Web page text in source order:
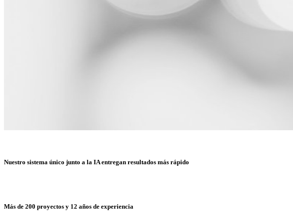
Nuestro sistema único junto a la IA entregan resultados más rápido
Más de 200 proyectos y 12 años de experiencia